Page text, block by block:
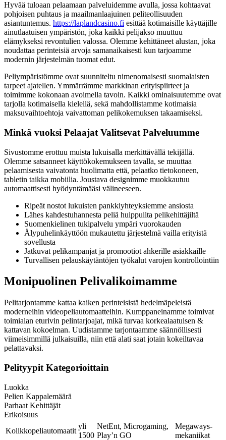
Hyvää tuloaan pelaamaan palveluidemme avulla, jossa kohtaavat
pohjoisen puhtaus ja maailmanlaajuinen peliteollisuuden
asiantuntemus. https://laplandcasino.fi esittää kotimaisille käyttäjille
ainutlaatuisen ympäristön, joka kaikki pelijakso muuttuu
elämykseksi revontulien valossa. Olemme kehittäneet alustan, joka
noudattaa perinteisiä arvoja samanaikaisesti kun tarjoamme
modernin järjestelmän tuomat edut.
Peliympäristömme ovat suunniteltu nimenomaisesti suomalaisten
tarpeet ajatellen. Ymmärrämme markkinan erityispiirteet ja
toimimme kokonaan avoimella tavoin. Kaikki ominaisuutemme ovat
tarjolla kotimaisella kielellä, sekä mahdollistamme kotimaisia
maksuvaihtoehtoja vaivattoman pelikokemuksen takaamiseksi.
Minkä vuoksi Pelaajat Valitsevat Palveluumme
Sivustomme erottuu muista lukuisalla merkittävällä tekijällä.
Olemme satsanneet käyttökokemukseen tavalla, se muuttaa
pelaamisesta vaivatonta huolimatta että, pelaatko tietokoneen,
tabletin taikka mobiilia. Joustava designimme muokkautuu
automaattisesti hyödyntämääsi välineeseen.
Ripeät nostot lukuisten pankkiyhteyksiemme ansiosta
Lähes kahdestuhannesta peliä huippuilta pelikehittäjiltä
Suomenkielinen tukipalvelu ympäri vuorokauden
Älypuhelinkäyttöön mukautettu järjestelmä vailla erityistä
sovellusta
Jatkuvat pelikampanjat ja promootiot ahkerille asiakkaille
Turvallisen pelauskäytäntöjen työkalut varojen kontrollointiin
Monipuolinen Pelivalikoimamme
Pelitarjontamme kattaa kaiken perinteisistä hedelmäpeleistä
moderneihin videopeliautomaatteihin. Kumppaneinamme toimivat
toimialan eturivin pelintarjoajat, mikä turvaa korkealaatuisen &
kattavan kokoelman. Uudistamme tarjontaamme säännöllisesti
viimeisimmillä julkaisuilla, niin että alati saat jotain kokeiltavaa
pelattavaksi.
Pelityypit Kategorioittain
Luokka
Pelien Kappalemäärä
Parhaat Kehittäjät
Erikoisuus
Kolikkopeliautomaatit
yli
1500
NetEnt, Microgaming,
Play’n GO
Megaways-
mekaniikat